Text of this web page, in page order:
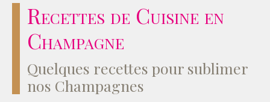
Recettes de Cuisine en
Champagne
Quelques recettes pour sublimer
nos Champagnes